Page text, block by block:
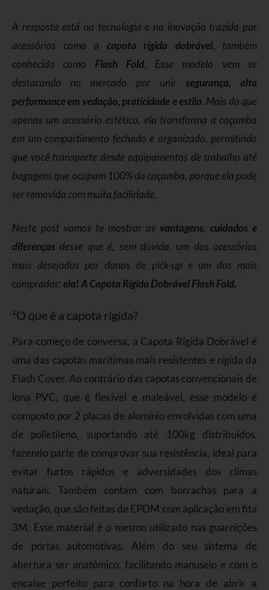
A resposta está na tecnologia e na inovação trazida por
acessórios como a capota rígida dobrável, também
conhecida como Flash Fold. Esse modelo vem se
destacando no mercado por unir segurança, alta
performance em vedação, praticidade e estilo. Mais do que
apenas um acessório estético, ela transforma a caçamba
em um compartimento fechado e organizado, permitindo
que você transporte desde equipamentos de trabalho até
bagagens que ocupam 100% da caçamba, porque ela pode
ser removida com muita facilidade.
Neste post vamos te mostrar as vantagens, cuidados e
diferenças desse que é, sem dúvida, um dos acessórios
mais desejados por donos de pick-up e um dos mais
comprados:ela! A Capota Rígida Dobrável Flash Fold.
¹O que é a capota rígida?
Para começo de conversa, a Capota Rígida Dobrável é
uma das capotas marítimas mais resistentes e rígida da
Flash Cover. Ao contrário das capotas convencionais de
lona PVC, que é flexível e maleável, esse modelo é
composto por 2 placas de alumínio envolvidas com uma
de polietileno, suportando até 100kg distribuídos,
fazendo parte de comprovar sua resistência, ideal para
evitar furtos rápidos e adversidades dos climas
naturais. Também contam com borrachas para a
vedação, que são feitas de EPDM com aplicação em fita
3M. Esse material é o mesmo utilizado nas guarnições
de portas automotivas. Além do seu sistema de
abertura ser anatômico, facilitando manuseio e com o
encaixe perfeito para conforto na hora de abrir a